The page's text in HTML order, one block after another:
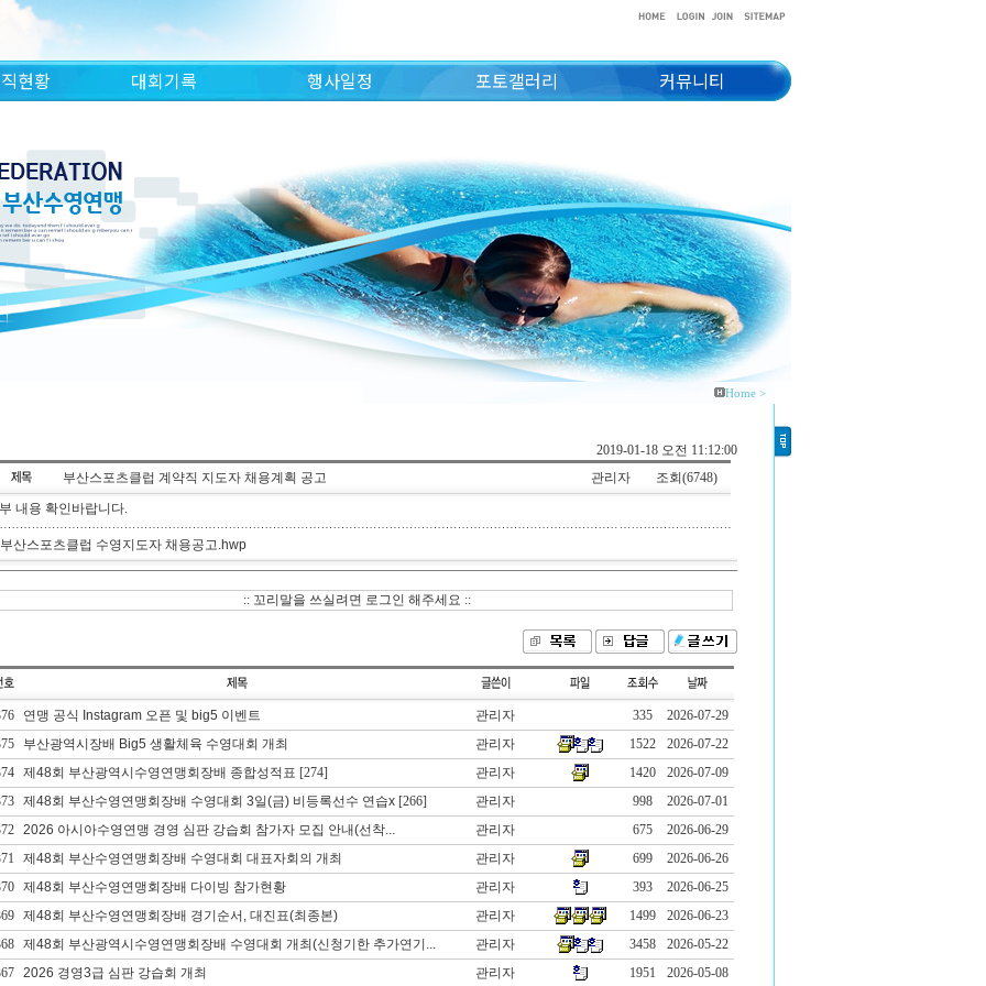
현황 대회기록 행사일정 포토갤러리 커뮤니티
Home >
2019-01-18 오전 11:12:00
부산스포츠클럽 계약직 지도자 채용계획 공고
관리자
조회(6748)
내용 확인바랍니다.
산스포츠클럽 수영지도자 채용공고.hwp
:: 꼬리말을 쓰실려면 로그인 해주세요 ::
연맹 공식 Instagram 오픈 및 big5 이벤트 관리자 335
2026-07-29
부산광역시장배 Big5 생활체육 수영대회 개최 관리자 1522
2026-07-22
제48회 부산광역시수영연맹회장배 종합성적표 [274] 관리자 1420
2026-07-09
제48회 부산수영연맹회장배 수영대회 3일(금) 비등록선수 연습x[266] 관리자 998
2026-07-01
2026 아시아수영연맹 경영 심판 강습회 참가자 모집 안내(선착... 관리자 675
2026-06-29
제48회 부산수영연맹회장배 수영대회 대표자회의 개최 관리자 699
2026-06-26
제48회 부산수영연맹회장배 다이빙 참가현황 관리자 393
2026-06-25
제48회 부산수영연맹회장배 경기순서, 대진표(최종본) 관리자 1499
2026-06-23
제48회 부산광역시수영연맹회장배 수영대회 개최(신청기한 추가연기... 관리자 3458
2026-05-22
2026 경영3급 심판 강습회 개최 관리자 1951 2026-05-08